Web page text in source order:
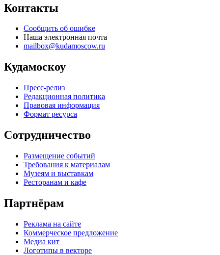
Контакты
Сообщить об ошибке
Наша электронная почта
mailbox@kudamoscow.ru
Кудамоскоу
Пресс-релиз
Редакционная политика
Правовая информация
Формат ресурса
Сотрудничество
Размещение событий
Требования к материалам
Музеям и выставкам
Ресторанам и кафе
Партнёрам
Реклама на сайте
Коммерческое предложение
Медиа кит
Логотипы в векторе